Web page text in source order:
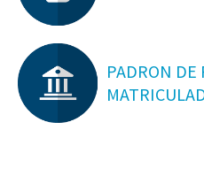
PADRON DE